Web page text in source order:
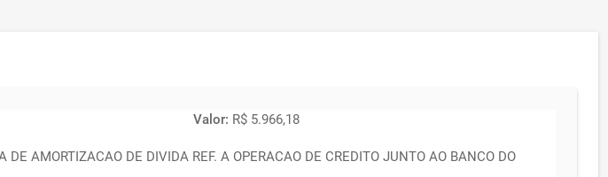
Valor: R$ 5.966,18
AMORTIZACAO DE DIVIDA REF. A OPERACAO DE CREDITO JUNTO AO BANCO DO